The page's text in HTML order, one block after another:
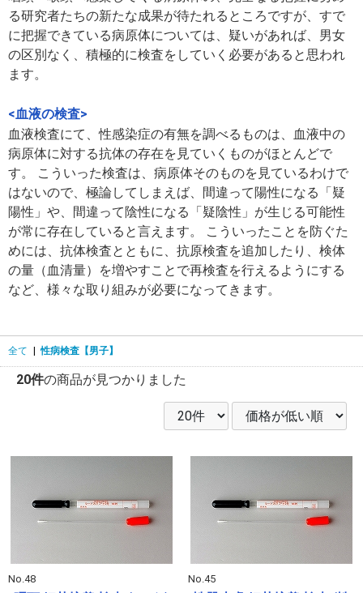
る研究者たちの新たな成果が待たれるところですが、すで
に把握できている病原体については、疑いがあれば、男女
の区別なく、積極的に検査をしていく必要があると思われ
ます。
<血液の検査>
血液検査にて、性感染症の有無を調べるものは、血液中の
病原体に対する抗体の存在を見ていくものがほとんどで
す。 こういった検査は、病原体そのものを見ているわけで
はないので、極論してしまえば、間違って陽性になる「疑
陽性」や、間違って陰性になる「疑陰性」が生じる可能性
が常に存在していると言えます。 こういったことを防ぐた
めには、抗体検査とともに、抗原検査を追加したり、検体
の量（血清量）を増やすことで再検査を行えるようにする
など、様々な取り組みが必要になってきます。
全て 性病検査【男子】
20件の商品が見つかりました
No.48 No.45